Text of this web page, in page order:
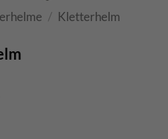
/ Kletterhelm